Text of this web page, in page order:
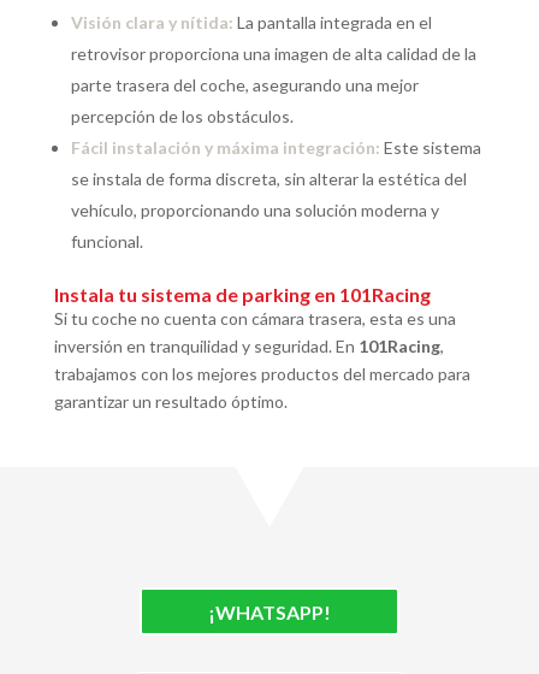
Visión clara y nítida: La pantalla integrada en el
retrovisor proporciona una imagen de alta calidad de la
parte trasera del coche, asegurando una mejor
percepción de los obstáculos.
Fácil instalación y máxima integración: Este sistema
se instala de forma discreta, sin alterar la estética del
vehículo, proporcionando una solución moderna y
funcional.
Instala tu sistema de parking en 101Racing
Si tu coche no cuenta con cámara trasera, esta es una
inversión en tranquilidad y seguridad. En 101Racing,
trabajamos con los mejores productos del mercado para
garantizar un resultado óptimo.
¡WHATSAPP!